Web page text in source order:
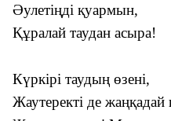
Әулетіңді қуармын,
Құралай таудан асыра!
Күркірі таудың өзені,
Жаутеректі де